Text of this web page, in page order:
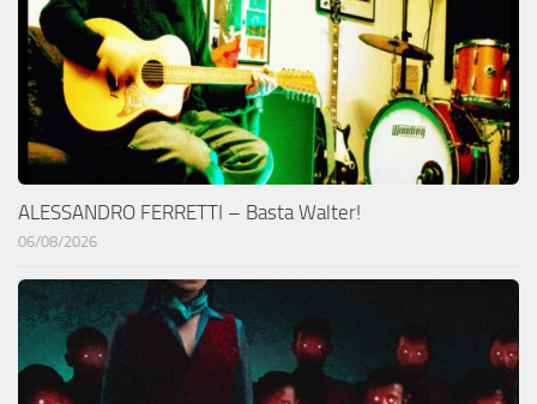
ALESSANDRO FERRETTI – Basta Walter!
06/08/2026